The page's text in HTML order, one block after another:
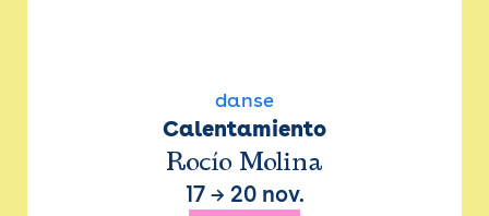
danse
Calentamiento
Rocío Molina
17→ 20 nov.